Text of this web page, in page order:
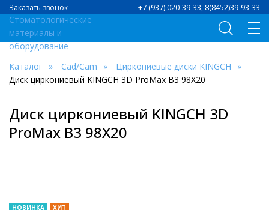
+7 (937) 020-39-33, 8(8452)39-93-33
Заказать звонок
Каталог Сad/Сam
Циркониевые диски KINGCH
Диск циркониевый KINGCH 3D ProMax B3 98X20
Диск циркониевый KINGCH 3D
ProMax B3 98X20
НОВИНКА ХИТ